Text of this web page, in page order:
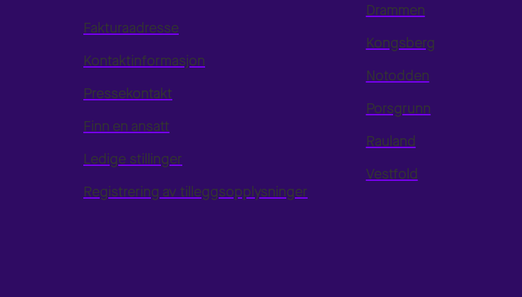
Fakturaadresse
Kontaktinformasjon
Pressekontakt
Finn en ansatt
Ledige stillinger
Registrering av tilleggsopplysninger
Drammen
Kongsberg
Notodden
Porsgrunn
Rauland
Vestfold